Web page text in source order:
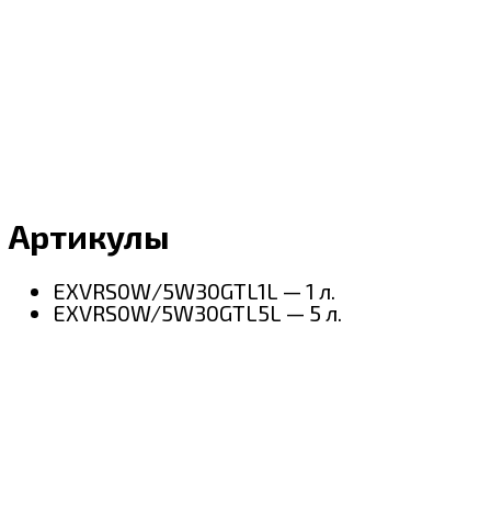
Артикулы
EXVRS0W/5W30GTL1L — 1 л.
EXVRS0W/5W30GTL5L — 5 л.